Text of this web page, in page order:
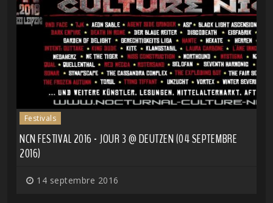
Festivals
NCN FESTIVAL 2016 - JOUR 3 @ DEUTZEN (04 SEPTEMBRE
2016)
14 septembre 2016